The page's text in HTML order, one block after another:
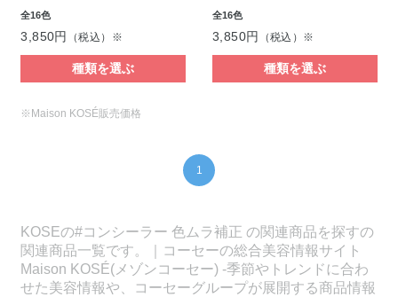
全16色
3,850円 （税込）※
種類を選ぶ
全16色
3,850円 （税込）※
種類を選ぶ
※Maison KOSÉ販売価格
1
KOSEの#コンシーラー 色ムラ補正 の関連商品を探すの
関連商品一覧です。｜コーセーの総合美容情報サイト
Maison KOSÉ(メゾンコーセー) -季節やトレンドに合わ
せた美容情報や、コーセーグループが展開する商品情報